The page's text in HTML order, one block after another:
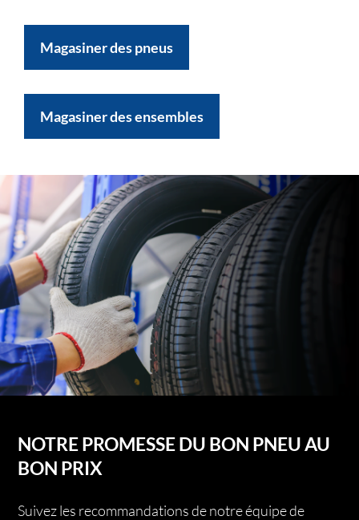
Magasiner des pneus
Magasiner des ensembles
NOTRE PROMESSE DU BON PNEU AU
BON PRIX
Suivez les recommandations de notre équipe de